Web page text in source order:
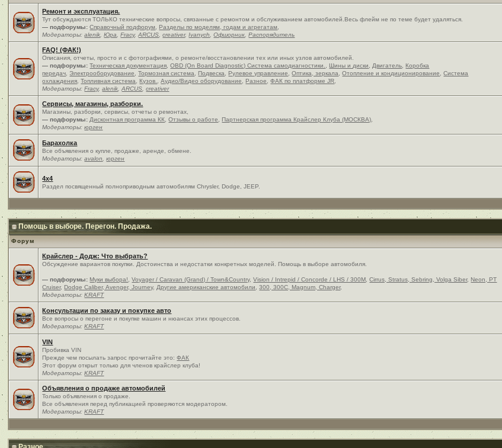
Ремонт и эксплуатация.
Тут обсуждаются ТОЛЬКО технические вопросы, связанные с ремонтом и обслуживанием автомобилей.Весь флейм не по теме будет удаляться.
— подфорумы: Справочный подфорум Разделы по моделям, годам и агрегатам
Модераторы:alenik ,Юра ,Fracy,ARCUS ,creativer,Ivanych ,Офшорник ,Распорядитель
FAQ! (ФАК!)
Описания, отчеты, просто и c фотографиями, о ремонте/восстановлении тех или иных узлов автомобилей.
— подфорумы: Техническая документация ,OBD (On Board Diagnostic) Система самодиагностики. Шины и диски Двигатель
Коробка
передач ,Электрооборудование ,Тормозная система Подвеска Рулевое управление ,Оптика, зеркала ,Отопление и кондиционирование ,Система
охлаждения ,Топливная система Кузов. ,Аудио/Видео оборудование Разное ,ФАК по платформе JR
Модераторы:Fracy,alenik ,ARCUS ,creativer
Сервисы, магазины, разборки.
Магазины, разборки, сервисы, отчеты о ремонтах,
— подфорумы: Дисконтная программа КК ,Отзывы о работе Партнерская программа Крайслер Клуба (МОСКВА)
Модераторы:юрген
Барахолка
Все объявления о купле, продаже, аренде, обмене.
Модераторы:avalon ,юрген
4x4
Раздел посвященный полноприводным автомобилям Chrysler, Dodge, JEEP.
Помощь в выборе. Перегон. Продажа.
Форум
Крайслер - Додж: Что выбрать?
Обсуждение вариантов покупки. Достоинства и недостатки конкретных моделей. Помощь в выборе автомобиля.
— подфорумы: Муки выбора! ,Voyager / Caravan (Grand) / Town&Country,Vision / Intrepid / Concorde / LHS / 300M ,Cirrus, Stratus, Sebring, Volga Siber, Neon, PT
Cruiser, Dodge Caliber, Avenger, Journey, Другие американские автомобили ,300, 300C, Magnum, Charger,
Модераторы:KRAFT
Консультации по заказу и покупке авто
Все вопросы о перегоне и покупке машин и нюансах этих процессов.
Модераторы:KRAFT
VIN
Пробивка VIN
Прежде чем посылать запрос прочитайте это:ФАК
Этот форум открыт только для членов крайслер клуба!
Модераторы:KRAFT
Объявления о продаже автомобилей
Только объявления о продаже.
Все объявления перед публикацией проверяются модератором.
Модераторы:KRAFT